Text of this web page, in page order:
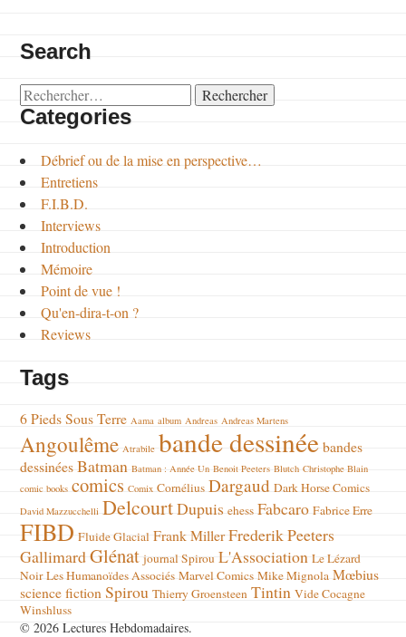
Search
Rechercher :
Categories
Débrief ou de la mise en perspective…
Entretiens
F.I.B.D.
Interviews
Introduction
Mémoire
Point de vue !
Qu'en-dira-t-on ?
Reviews
Tags
6 Pieds Sous Terre Aama album Andreas Andreas Martens
Angoulême Atrabile bande dessinéebandes
dessinéesBatman Batman : Année Un Benoit Peeters Blutch Christophe Blain
comic books comics Comix Cornélius Dargaud Dark Horse Comics
David Mazzucchelli DelcourtDupuis ehess Fabcaro Fabrice Erre
FIBD Fluide Glacial Frank MillerFrederik Peeters
GallimardGlénat journal Spirou L'Association Le Lézard
Noir Les Humanoïdes Associés Marvel Comics Mike Mignola Mœbius
science fiction Spirou Thierry Groensteen Tintin Vide Cocagne
Winshluss
© 2026 Lectures Hebdomadaires.